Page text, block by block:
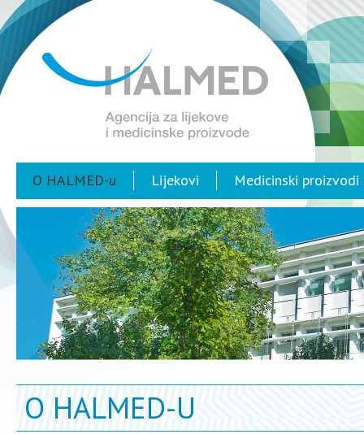
O HALMED-u Lijekovi Medicinski proizvodi
O HALMED-U